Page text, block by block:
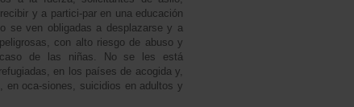
y a partici-par en una educación
se ven obligadas a desplazarse y a
con alto riesgo de abuso y
de las niñas. No se les está
en los países de acogida y,
en oca-siones, suicidios en adultos y